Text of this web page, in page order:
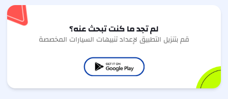
لم تجد ما كنت تبحث عنه؟
قم بتنزيل التطبيق لإعداد تنبيهات السيارات المخصصة